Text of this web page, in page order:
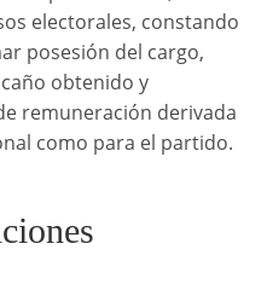
electorales, constando
posesión del cargo,
obtenido y
remuneración derivada
como para el partido.